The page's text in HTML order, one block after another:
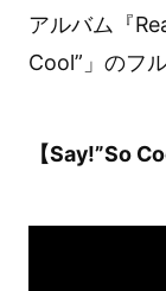
アルバム『
Cool”」のフ
【Say!”So